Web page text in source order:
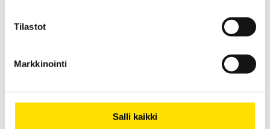
Tilastot
Markkinointi
Salli kaikki
maadoitusvastuksen sekä maaperän
resistiivisyyden mittaamiseen
Optimaalinen maadoitusten käyttöönotto- sekä viitemaadoitusten